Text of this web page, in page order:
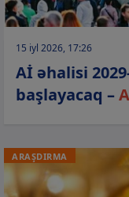
15 iyl 2026, 17:26
Aİ əhalisi
başlayacaq –
ARAŞDIRMA